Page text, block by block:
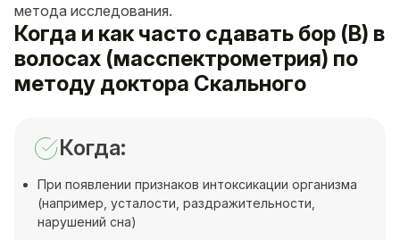
метода исследования.
Когда и как часто сдавать бор (B) в
волосах (масспектрометрия) по
методу доктора Скального
Когда:
При появлении признаков интоксикации организма
(например, усталости, раздражительности,
нарушений сна)